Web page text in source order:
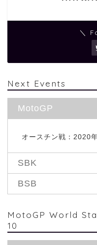
＼
Next Events
MotoGP
オースチン戦：2020
SBK
BSB
MotoGP World
10